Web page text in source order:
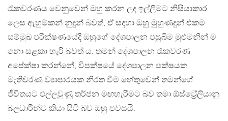
රැකවරණය වෙනුවෙන් ඔහු කරන ලද ඉල්ලීමට නිසියාකාර
ලෙස ඇහුම්කන් නුදුන් බවත්, ඒ සදහා ඔහු මුහුණදුන් එකම
සම්මුඛ පරීක්ෂණයේදී ඔහුගේ දේශපාලන පසුබිම මුළුමනින් ම
නො සළකා හැරි බවත් ය. තමන් දේශපාලන රැකවරණ
අපේක්ෂා කරන්නේ, විපක්ෂයේ දේශපාලන පක්ෂයක
මැතිවරණ ව්‍යාපාරයක නිරත වීම හේතුවෙන් තමන්ගේ
ජීවිතයට එල්ලවුණු තර්ජන මඟහැරීමට බව තමා ඕස්ට්‍රේලියානු
බලධාරීන්ට කියා සිටි බව ඔහු පවසයි.